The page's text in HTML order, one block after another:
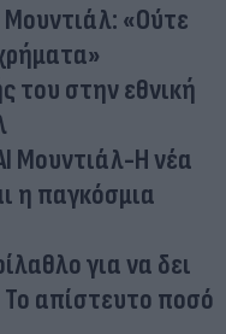
Μουντιάλ: «Ούτε
του στην εθνική
Μουντιάλ-Η νέα
η παγκόσμια
για να δει
απίστευτο ποσό